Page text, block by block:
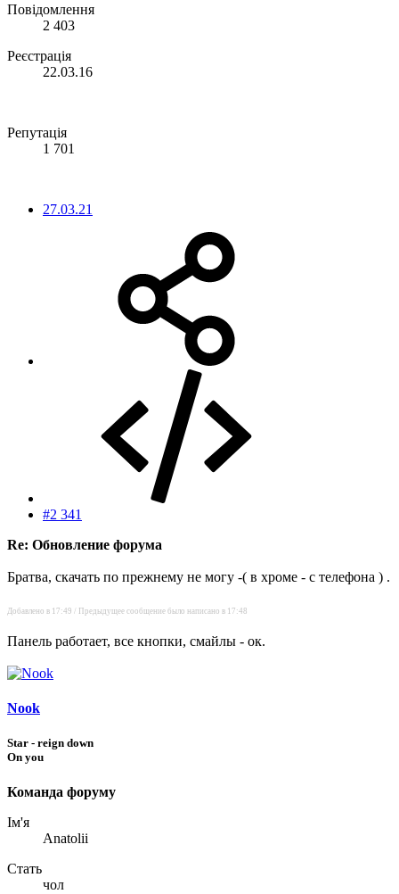
Повідомлення
2 403
Реєстрація
22.03.16
Репутація
1 701
27.03.21
#2 341
Re: Обновление форума
Братва, скачать по прежнему не могу -( в хроме - с телефона ) .
Добавлено в 17:49 / Предыдущее сообщение было написано в 17:48
Панель работает, все кнопки, смайлы - ок.
Nook
Star - reign down
On you
Команда форуму
Ім'я
Anatolii
Стать
чол